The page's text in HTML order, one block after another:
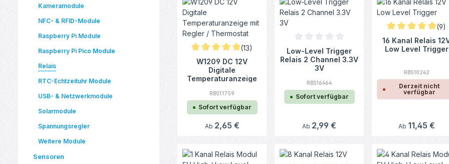
Kameramodule
NFC- & RFID-Module
Raspberry Pi Module
Raspberry Pi Pico Module
Relais
RTC-Echtzeituhr Module
USB- & Netzwerkmodule
Solarmodule
Spannungsregler
Weitere Module
Sensoren
Durchschnittliche Bewertung von 4.88 von 5 Sternen
(13)
W1209 DC 12V
Digitale
Temperaturanzeige
Thermostat
RBS11759
Sofort verfügbar
Regulärer Preis:
Ab 2,65 €
Durchschnittliche Bewertung von 0 von 5
Low-Level Trigger
Relais 2 Channel 3.3V
3V
RBS16464
Sofort verfügbar
Regulärer Preis:
Ab 2,99 €
Durchschnittliche
(9)
16 Kanal Relais
Low Level Trigger
RBS10242
Derzeit nicht
verfügbar
Regulärer Preis:
Ab 11,45 €